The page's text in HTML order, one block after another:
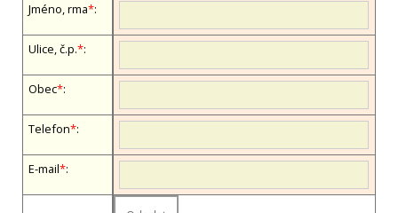
Jméno, firma*:
Ulice, č.p.*:
Obec*:
Telefon*:
E-mail*: